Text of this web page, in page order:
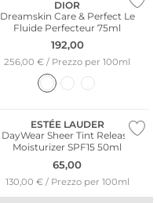
DIOR
Dreamskin Care & Perfect Le
Fluide Perfecteur 75ml
192,00
256,00 € / Prezzo per 100ml
ESTÉE LAUDER
DayWear Sheer Tint Release
Moisturizer SPF15 50ml
65,00
130,00 € / Prezzo per 100ml